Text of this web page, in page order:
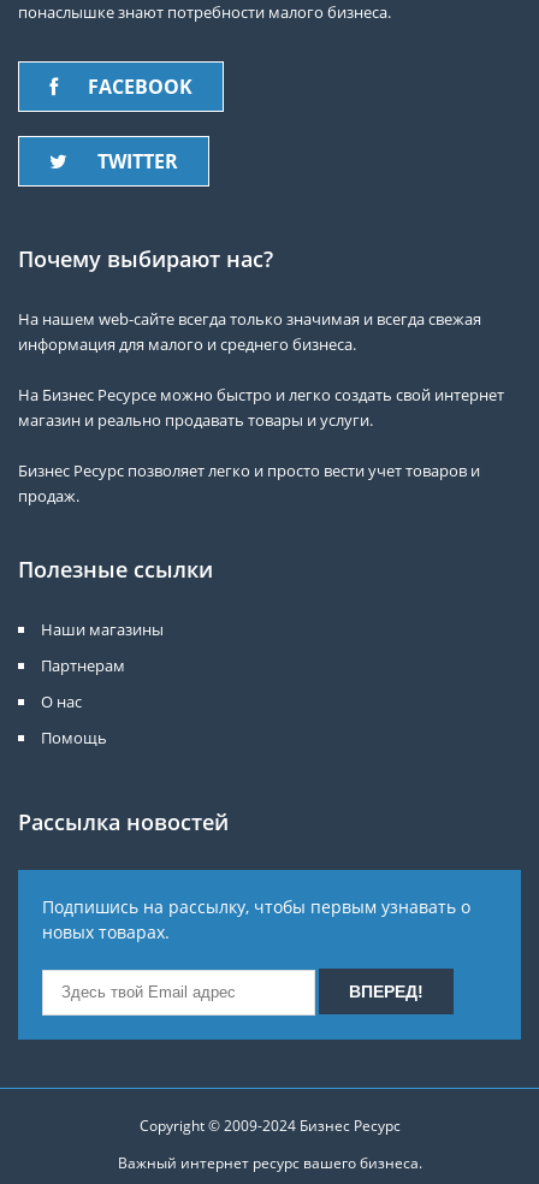
понаслышке знают потребности малого бизнеса.
FACEBOOK
TWITTER
Почему выбирают нас?
На нашем web-сайте всегда только значимая и всегда свежая
информация для малого и среднего бизнеса.
На Бизнес Ресурсе можно быстро и легко создать свой интернет
магазин и реально продавать товары и услуги.
Бизнес Ресурс позволяет легко и просто вести учет товаров и
продаж.
Полезные ссылки
Наши магазины
Партнерам
О нас
Помощь
Рассылка новостей
Подпишись на рассылку, чтобы первым узнавать о
новых товарах.
Copyright © 2009-2024 Бизнес Ресурс
Важный интернет ресурс вашего бизнеса.